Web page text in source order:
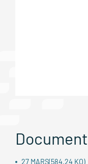
27 MARS(584.24 KO)